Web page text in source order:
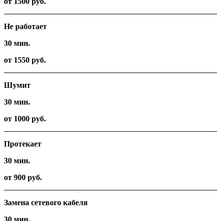
Не работает
30 мин.
от 1550 руб.
Шумит
30 мин.
от 1000 руб.
Протекает
30 мин.
от 900 руб.
Замена сетевого кабеля